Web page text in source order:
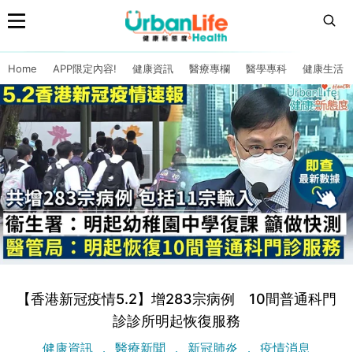
Home APP限定內容! 健康資訊 醫療專欄 醫學專科 健康生活
【香港新冠疫情5.2】增283宗病例 10間普通科門
診診所明起恢復服務
健康資訊 醫療新聞 新冠肺炎 疫情消息